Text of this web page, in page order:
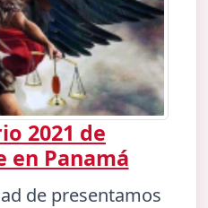
2021 de
en Panamá
de presentamos